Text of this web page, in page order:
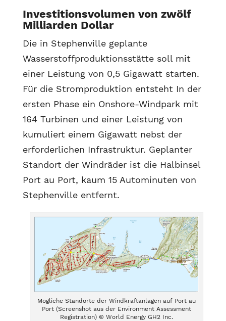
Investitionsvolumen von zwölf
Milliarden Dollar
Die in Stephenville geplante
Wasserstoffproduktionsstätte soll mit
einer Leistung von 0,5 Gigawatt starten.
Für die Stromproduktion entsteht In der
ersten Phase ein Onshore-Windpark mit
164 Turbinen und einer Leistung von
kumuliert einem Gigawatt nebst der
erforderlichen Infrastruktur. Geplanter
Standort der Windräder ist die Halbinsel
Port au Port, kaum 15 Autominuten von
Stephenville entfernt.
Mögliche Standorte der Windkraftanlagen auf Port au
Port (Screenshot aus der Environment Assessment
Registration) © World Energy GH2 Inc.